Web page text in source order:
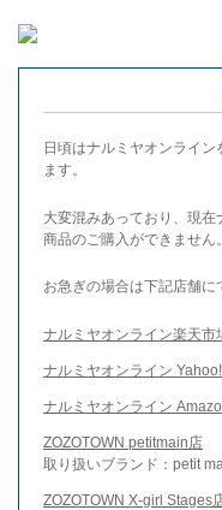
日頃はナルミヤオンライ
ます。
大変混みあっており、現
商品のご購入ができません。
お急ぎの場合は下記店舗に
ナルミヤオンライン楽天市
ナルミヤオンライン
ナルミヤオンライン
ZOZOTOWN petitmain店
取り扱いブランド：petit
ZOZOTOWN X-girl Stages